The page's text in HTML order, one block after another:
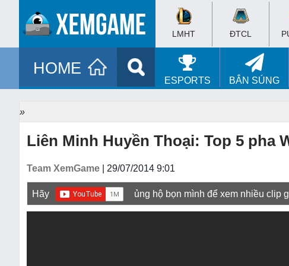
LMHT ĐTCL
HOME
ESPORTS BẮN SÚNG
»
Liên Minh Huyền Thoại: Top 5 pha
Team XemGame | 29/07/2014 9:01
Hãy ủng hộ bọn mình để xem nhiều clip